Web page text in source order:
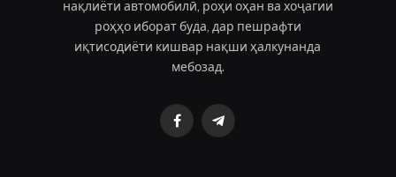
нақлиёти автомобилӣ, роҳи оҳан ва хоҷагии
роҳҳо иборат буда, дар пешрафти
иқтисодиёти кишвар нақши ҳалкунанда
мебозад.
FacebookTelegram